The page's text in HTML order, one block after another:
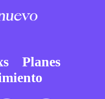
Planes